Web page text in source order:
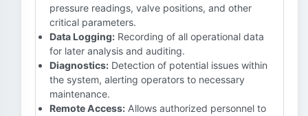
pressure readings, valve positions, and other
critical parameters.
Data Logging: Recording of all operational data
for later analysis and auditing.
Diagnostics: Detection of potential issues within
the system, alerting operators to necessary
maintenance.
Remote Access: Allows authorized personnel to